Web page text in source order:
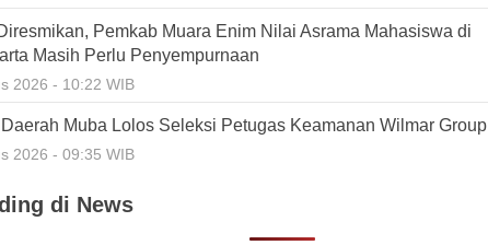
Pemkab Muara Enim Nilai Asrama Mahasiswa di
Masih Perlu Penyempurnaan
2026 - 10:22 WIB
Muba Lolos Seleksi Petugas Keamanan Wilmar Group
2026 - 09:35 WIB
di News